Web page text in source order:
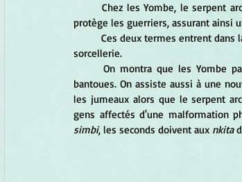
	Chez les Yombe, le serpent arc-en-ciel, médiateur entre le haut et le bas, contrôle les rites de passage et
protège les guerriers, assurant ainsi
sorcellerie.
	On montra que les Yombe partagent cette conception de l'autorité avec un certain nombre de sociétés
bantoues. On assiste aussi à une
les jumeaux alors que le serpent
gens affectés d'une malformation
simbi, les seconds doivent aux nkita